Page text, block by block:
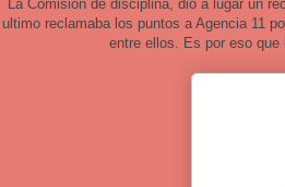
La Comisión de disciplina, dio a lugar un
ultimo reclamaba los puntos a Agencia 11
entre ellos. Es por eso